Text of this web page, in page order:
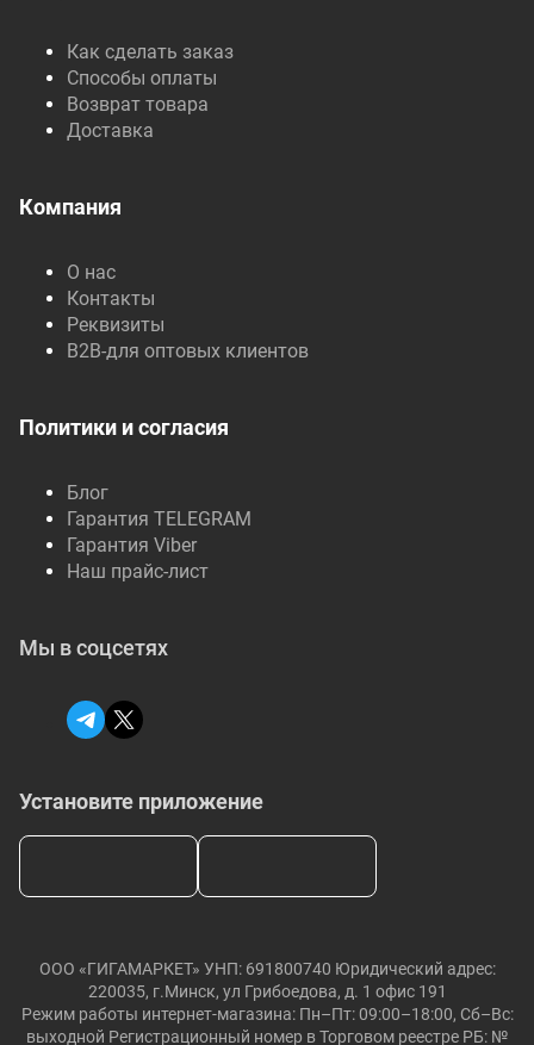
Как сделать заказ
Способы оплаты
Возврат товара
Доставка
Компания
О нас
Контакты
Реквизиты
B2B-для оптовых клиентов
Политики и согласия
Блог
Гарантия TELEGRAM
Гарантия Viber
Наш прайс-лист
Установите приложение
Мы в соцсетях
ООО «ГИГАМАРКЕТ» УНП: 691800740 Юридический адрес:
220035, г.Минск, ул Грибоедова, д. 1 офис 191
Режим работы интернет-магазина: Пн–Пт: 09:00–18:00, Сб–Вс:
выходной Регистрационный номер в Торговом реестре РБ: №